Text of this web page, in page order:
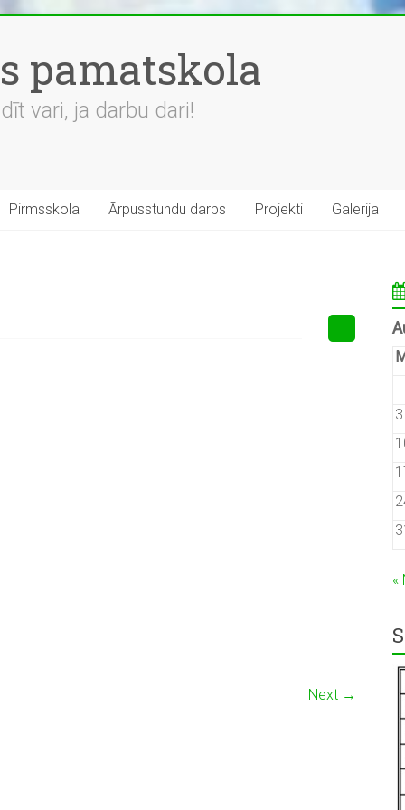
pamatskola
vari, ja darbu dari!
Pirmsskola Ārpusstundu darbs Projekti Galerija
Next →
M
3
«